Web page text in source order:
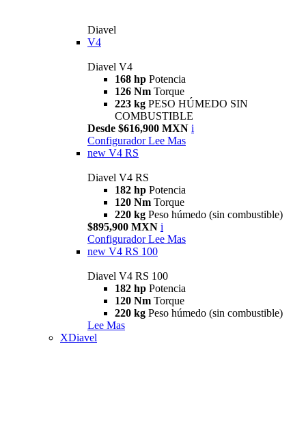
Diavel
V4
Diavel V4
168 hp Potencia
126 Nm Torque
223 kg PESO HÚMEDO SIN
COMBUSTIBLE
Desde $616,900 MXN i
Configurador Lee Mas
new V4 RS
Diavel V4 RS
182 hp Potencia
120 Nm Torque
220 kg Peso húmedo (sin combustible)
$895,900 MXN i
Configurador Lee Mas
new V4 RS 100
Diavel V4 RS 100
182 hp Potencia
120 Nm Torque
220 kg Peso húmedo (sin combustible)
Lee Mas
XDiavel